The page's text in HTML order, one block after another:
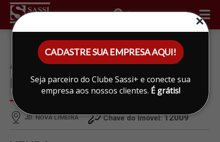
CADASTRE SUA EMPRESA AQUI!
Seja parceiro do Clube Sassi+ e conecte sua
empresa aos nossos clientes. É grátis!
ÁREA DO CLIENTE
ÁREA À VENDA EM JD. NOVA
LIMEIRA, LIMEIRA
JD. NOVA LIMEIRA Chave do Imóvel:12009